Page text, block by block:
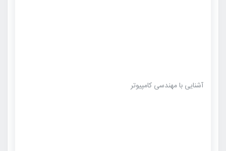
آشنایی با مهندسی کامپیوتر